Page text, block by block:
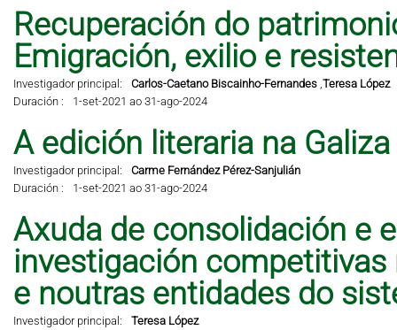
Recuperación do
Emigración, exilio e
Investigador principal: Carlos-Caetano Biscainho-Fernandes,Teresa López
Duración :
1-set-2021 ao 31-ago-2024
A edición literaria na
Investigador principal:
Carme Fernández Pérez-Sanjulián
Duración :
1-set-2021 ao 31-ago-2024
Axuda de consolidación e
investigación competitivas
e noutras entidades do
Investigador principal:
Teresa López